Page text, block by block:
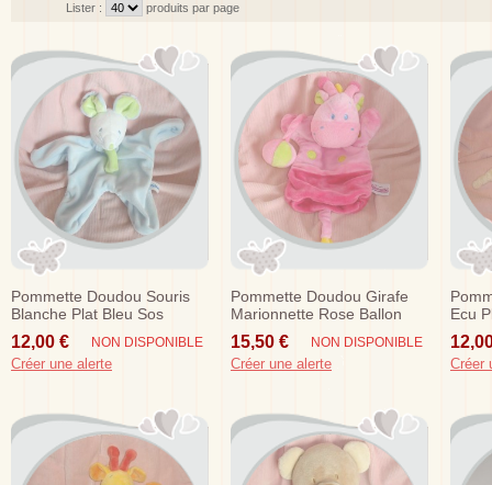
Lister : produits par page
Pommette Doudou Souris
Blanche Plat Bleu Sos
12,00 € NON DISPONIBLE
Créer une alerte
Pommette Doudou Girafe
Marionnette Rose Ballon
Sos
15,50 € NON DISPONIBLE
Créer une alerte
Ecu
Créer